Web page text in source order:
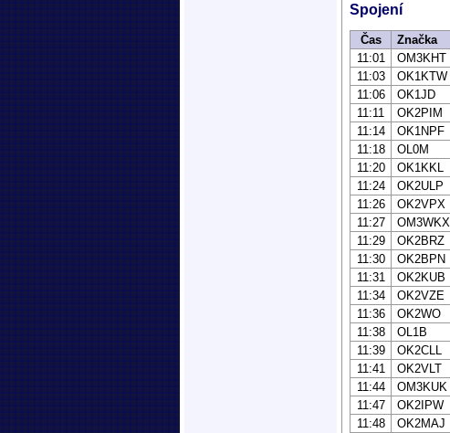
Spojení
Čas Značka
11:01
OM3KHT
11:03
OK1KTW
11:06
OK1JD
11:11
OK2PIM
11:14
OK1NPF
11:18
OL0M
11:20
OK1KKL
11:24
OK2ULP
11:26
OK2VPX
11:27
OM3WKX
11:29
OK2BRZ
11:30
OK2BPN
11:31
OK2KUB
11:34
OK2VZE
11:36
OK2WO
11:38
OL1B
11:39
OK2CLL
11:41
OK2VLT
11:44
OM3KUK
11:47
OK2IPW
11:48
OK2MAJ